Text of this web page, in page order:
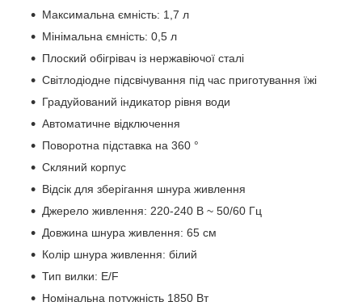
Максимальна ємність: 1,7 л
Мінімальна ємність: 0,5 л
Плоский обігрівач із нержавіючої сталі
Світлодіодне підсвічування під час приготування їжі
Градуйований індикатор рівня води
Автоматичне відключення
Поворотна підставка на 360 °
Скляний корпус
Відсік для зберігання шнура живлення
Джерело живлення: 220-240 В ~ 50/60 Гц
Довжина шнура живлення: 65 см
Колір шнура живлення: білий
Тип вилки: E/F
Номінальна потужність 1850 Вт